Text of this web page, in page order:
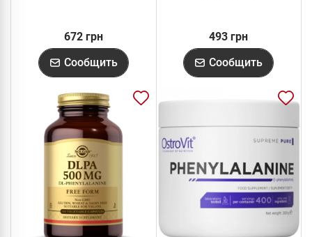
672 грн
Сообщить
493 грн
Сообщить